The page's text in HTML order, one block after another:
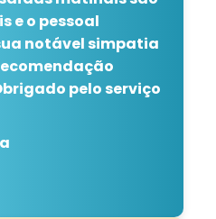
​​e o pessoal
notável simpatia
pelo serviço